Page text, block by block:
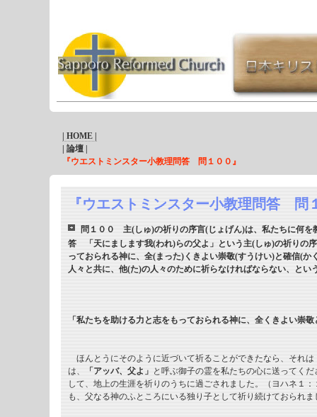
| HOME |
| 論壇 |
『ウエストミンスター小教理問答 問１００』
『ウエストミンスター小教理問答 問
問１００ 主(しゅ)の祈りの序言(じょげん)は、私たちに何を
答 「天にまします我(われ)らの父よ」という主(しゅ)の祈りの
っておられる神に、全(まった)くきよい崇敬(すうけい)と確信(
人々と共に、他(た)の人々のために祈らなければならない、とい
「私たちを助ける力と志をもっておられる神に、全くきよい崇
ほんとうにそのように近づいて祈ることができたなら、それは
は、「アッバ、父よ」と呼ぶ御子の霊を私たちの心に送ってく
して、地上の生涯を祈りのうちに過ごされました。（ヨハネ１
も、父なる神のふところにいる独り子として祈り続けておられ